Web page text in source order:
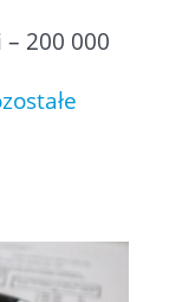
200 000